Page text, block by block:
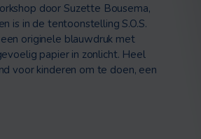
door Suzette Bousema,
is in de tentoonstelling S.O.S.
originele blauwdruk met
papier in zonlicht. Heel
voor kinderen om te doen, een